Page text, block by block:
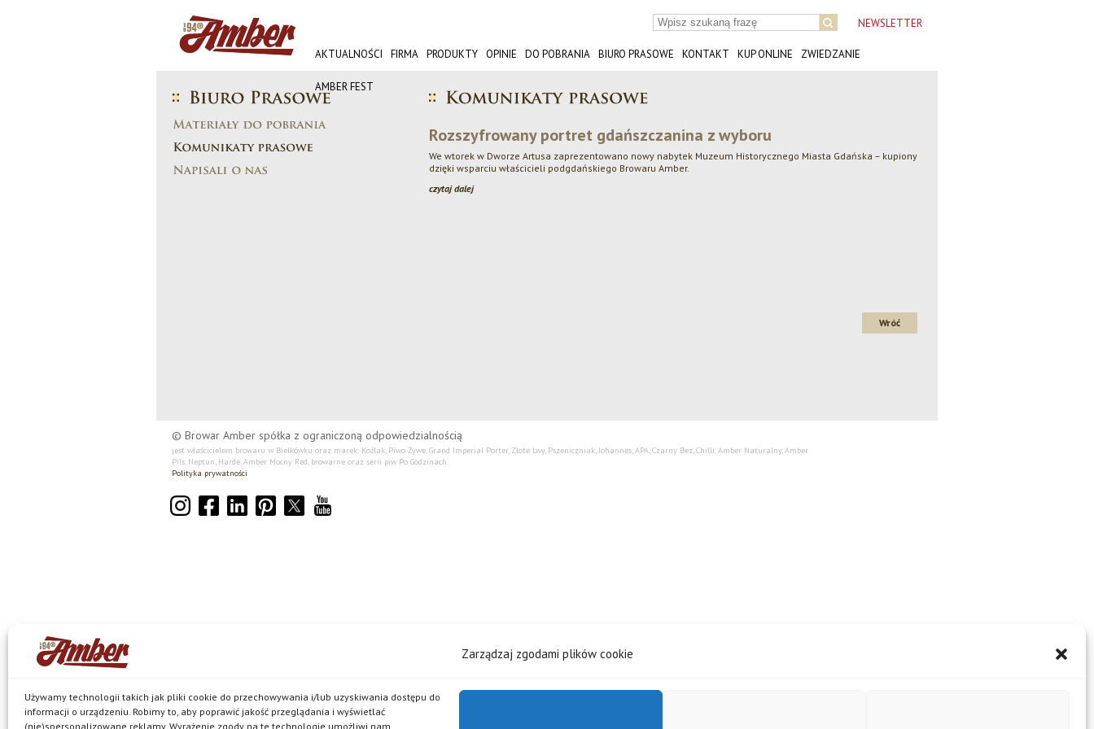
Zarządzaj zgodami plików cookie
Używamy technologii takich jak pliki cookie do przechowywania i/lub uzyskiwania dostępu do
informacji o urządzeniu. Robimy to, aby poprawić jakość przeglądania i wyświetlać
(nie)spersonalizowane reklamy. Wyrażenie zgody na te technologie umożliwi nam
NEWSLETTER
AKTUALNOŚCI FIRMA PRODUKTY OPINIE DO POBRANIA BIURO PRASOWE KONTAKT KUP ONLINE ZWIEDZANIE
AMBER FEST
Rozszyfrowany portret gdańszczanina z wyboru
We wtorek w Dworze Artusa zaprezentowano nowy nabytek Muzeum Historycznego Miasta Gdańska – kupiony
dzięki wsparciu właścicieli podgdańskiego Browaru Amber.
czytaj dalej
Wróć
© Browar Amber spółka z ograniczoną odpowiedzialnością
jest właścicielem browaru w Bielkówku oraz marek: Koźlak, Piwo Żywe, Grand Imperial Porter, Złote Lwy, Pszeniczniak, Johannes, APA, Czarny Bez, Chilli, Amber Naturalny, Amber
Pils, Neptun, Harde, Amber Mocny Red, browarne oraz serii piw Po Godzinach.
Polityka prywatności